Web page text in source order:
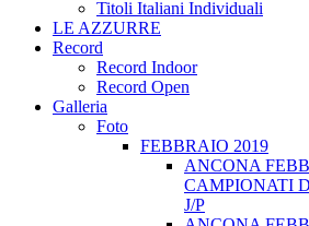
Titoli Italiani Individuali
LE AZZURRE
Record
Record Indoor
Record Open
Galleria
Foto
FEBBRAIO 2019
ANCONA
CAMPIONATI
J/P